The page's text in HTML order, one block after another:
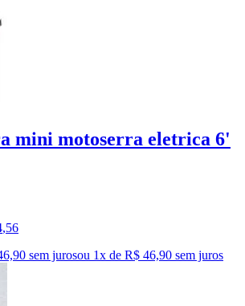
mini motoserra eletrica 6'
,56
sem jurosou 1x de R$ 46,90 sem juros